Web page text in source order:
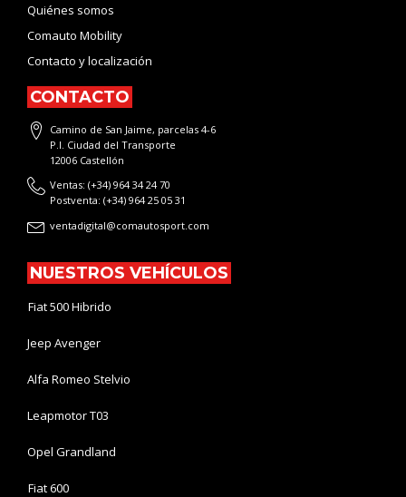
Quiénes somos
Comauto Mobility
Contacto y localización
CONTACTO
Camino de San Jaime, parcelas 4-6
P.I. Ciudad del Transporte
12006 Castellón
Ventas: (+34) 964 34 24 70
Postventa: (+34) 964 25 05 31
ventadigital@comautosport.com
NUESTROS VEHÍCULOS
Fiat 500 Hibrido
Jeep Avenger
Alfa Romeo Stelvio
Leapmotor T03
Opel Grandland
Fiat 600